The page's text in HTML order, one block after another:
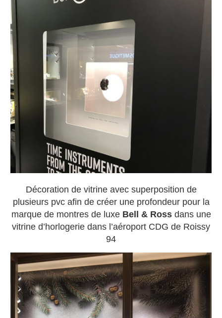
Décoration de vitrine avec superposition de
plusieurs pvc afin de créer une profondeur pour la
marque de montres de luxe Bell & Rossdans une
vitrine d’horlogerie dans l’aéroport CDG de Roissy
94